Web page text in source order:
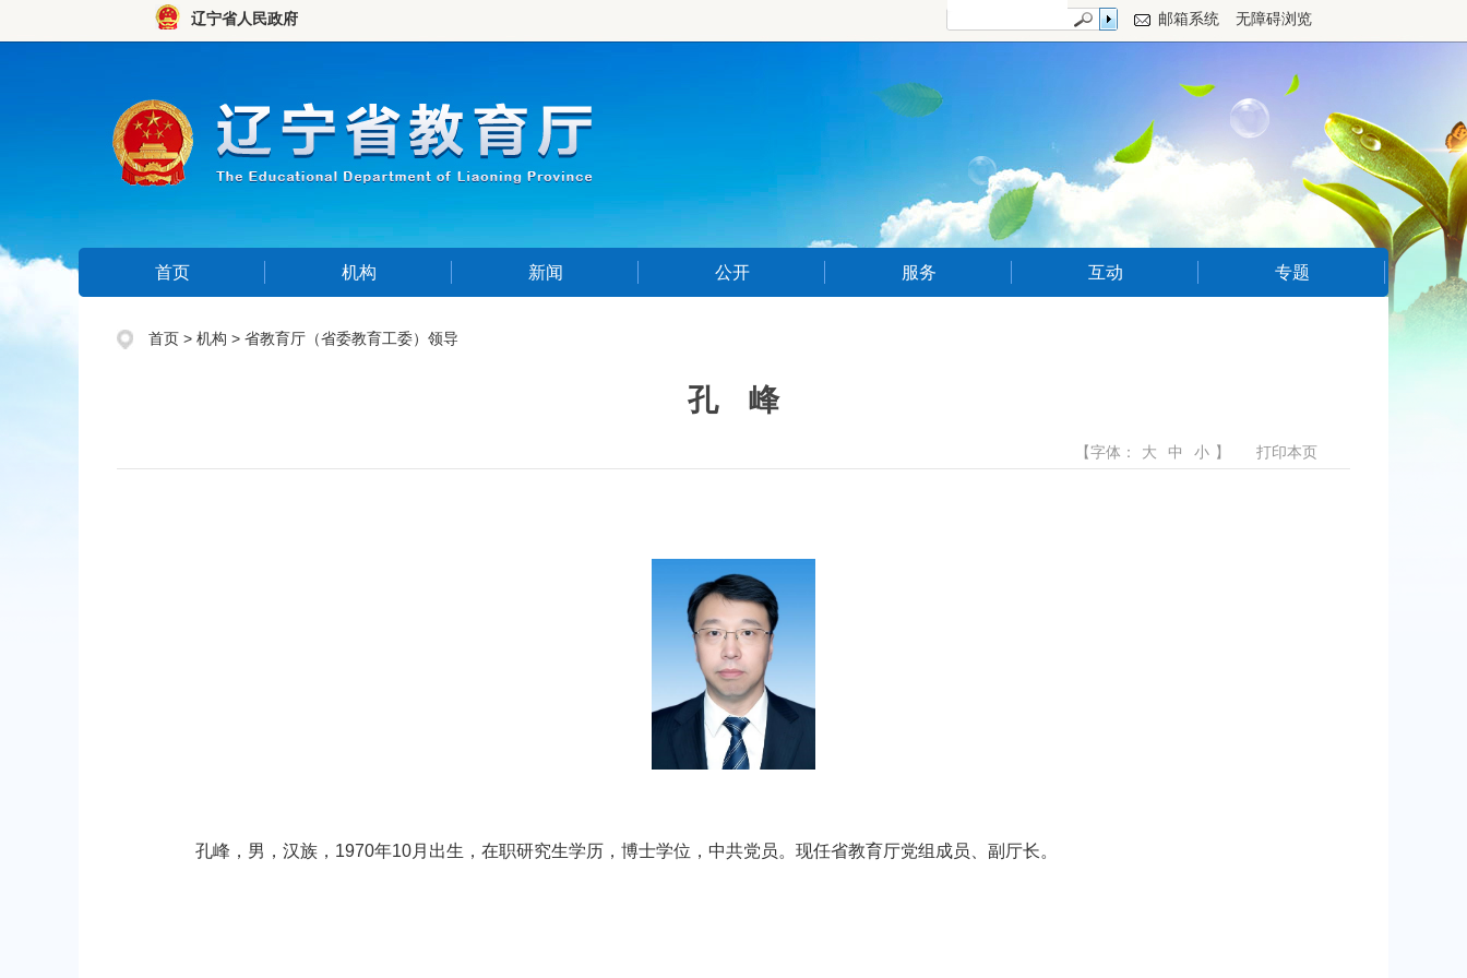
辽宁省人民政府 邮箱系统 无障碍浏览
首页 机构 新闻 公开 服务 互动 专题
首页 > 机构 > 省教育厅（省委教育工委）领导
孔 峰
【字体： 大 中 小 】 打印本页
孔峰，男，汉族， 1970年10月出生，在职研究生学历，博士学位，中共党员。现任省教育厅党组成员、副厅长。